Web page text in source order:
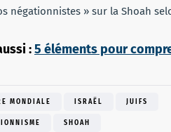
négationnistes » sur la Shoah
:5 éléments pour
MONDIALE ISRAËL JUIFS
SHOAH